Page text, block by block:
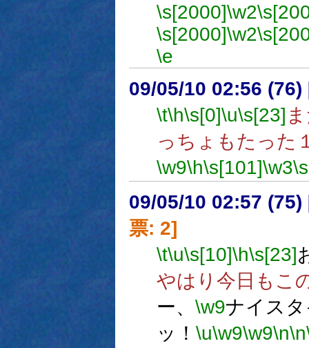
\s[2000]\w2
\s[2000]\w2
\e
09/05/10 02:56 (76)
\t\h\s[0]\u\s[23]
っちょもたった
\w9\h\s[101]\w3
09/05/10 02:57 (75)
票: 2]
\t\u\s[10]\h\s[23]
やはり今日もこ
ー、 \w9ナイス
ッ！ \u\w9\w9\n\n